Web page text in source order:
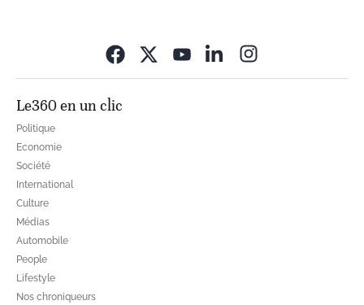
Le360 en un clic
Politique
Economie
Société
International
Culture
Médias
Automobile
People
Lifestyle
Nos chroniqueurs